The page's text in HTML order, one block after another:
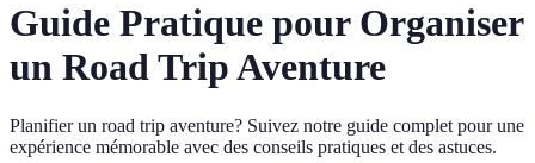
Guide Pratique pour Organiser
un Road Trip Aventure
Planifier un road trip aventure? Suivez notre guide complet pour une
expérience mémorable avec des conseils pratiques et des astuces.